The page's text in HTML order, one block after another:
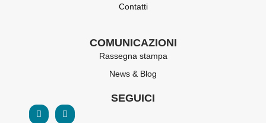
Contatti
COMUNICAZIONI
Rassegna stampa
News & Blog
SEGUICI